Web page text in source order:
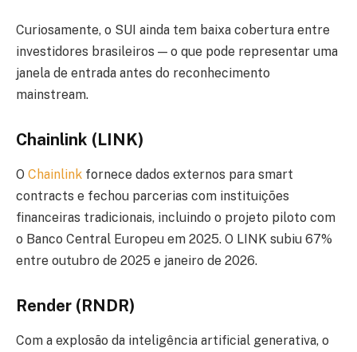
Curiosamente, o SUI ainda tem baixa cobertura entre
investidores brasileiros — o que pode representar uma
janela de entrada antes do reconhecimento
mainstream.
Chainlink (LINK)
O Chainlink fornece dados externos para smart
contracts e fechou parcerias com instituições
financeiras tradicionais, incluindo o projeto piloto com
o Banco Central Europeu em 2025. O LINK subiu 67%
entre outubro de 2025 e janeiro de 2026.
Render (RNDR)
Com a explosão da inteligência artificial generativa, o